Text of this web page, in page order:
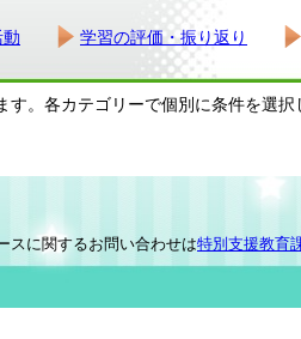
学習の評価・振り返り
。各カテゴリーで個別に条件を選択
スに関するお問い合わせは特別支援教育